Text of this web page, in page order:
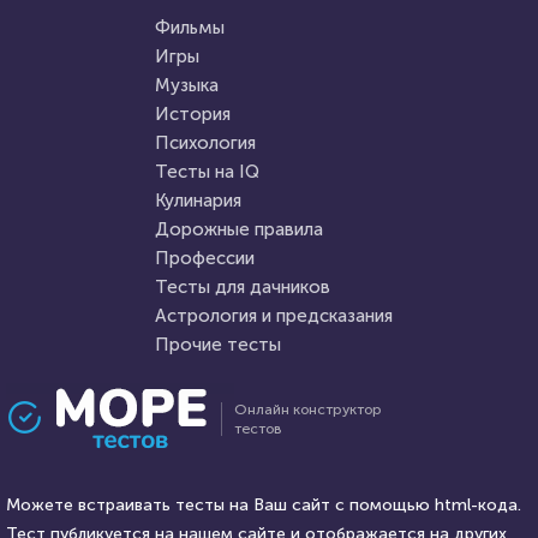
Пройти тест
26 июля 2021 62456
Сундучок со сказками.
4 февраля 2022
Проходили 1648 раз
Тест для любителей
советского кино: помните ли
Онлайн конструктор
тестов
Можете встраивать тесты на Ваш сайт с помощью html-кода.
Тест публикуется на нашем сайте и отображается на других
Фильмы
Игры
Музыка
История
Психология
Тесты на IQ
Кулинария
Дорожные правила
Профессии
Тесты для дачников
Астрология и предсказания
Прочие тесты